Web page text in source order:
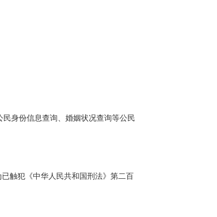
身份信息查询、婚姻状况查询等公民
触犯《中华人民共和国刑法》第二百